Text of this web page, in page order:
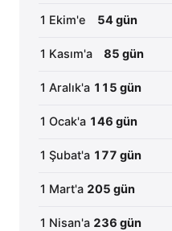
1 Ekim'e 54 gün
1 Kasım'a 85 gün
1 Aralık'a 115 gün
1 Ocak'a 146 gün
1 Şubat'a 177 gün
1 Mart'a 205 gün
1 Nisan'a 236 gün